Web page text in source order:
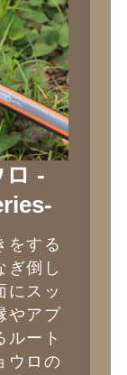
ロ -
をする
ぎ倒し
にスッ
やアプ
ルート
ウロの